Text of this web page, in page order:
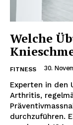
Welche
FITNESS 30.
Experten in den
Arthritis,
durchzuführen. Eine Studie, die in Chicago vorgestellt